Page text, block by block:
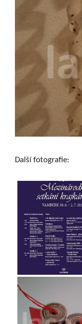
Další fotografie: